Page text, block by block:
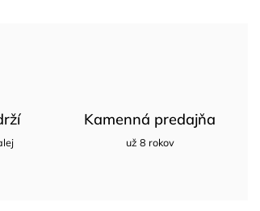
Kamenná predajňa
už 8 rokov